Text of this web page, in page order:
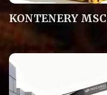
KONTENERY MSC